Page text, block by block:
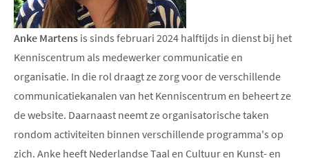
Anke Martens is sinds februari 2024 halftijds in dienst bij het
Kenniscentrum als medewerker communicatie en
organisatie. In die rol draagt ze zorg voor de verschillende
communicatiekanalen van het Kenniscentrum en beheert ze
de website. Daarnaast neemt ze organisatorische taken
rondom activiteiten binnen verschillende programma's op
zich. Anke heeft Nederlandse Taal en Cultuur en Kunst- en